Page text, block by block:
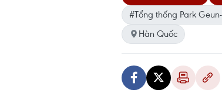
#Tổng thống Park
Hàn Quốc